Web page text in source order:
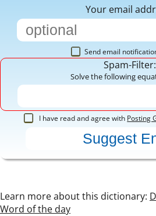
Your email
Send email
Spam-Filter:
Solve the following
I have read and agree with Posting
Learn more about this dictionary:
Word of the day